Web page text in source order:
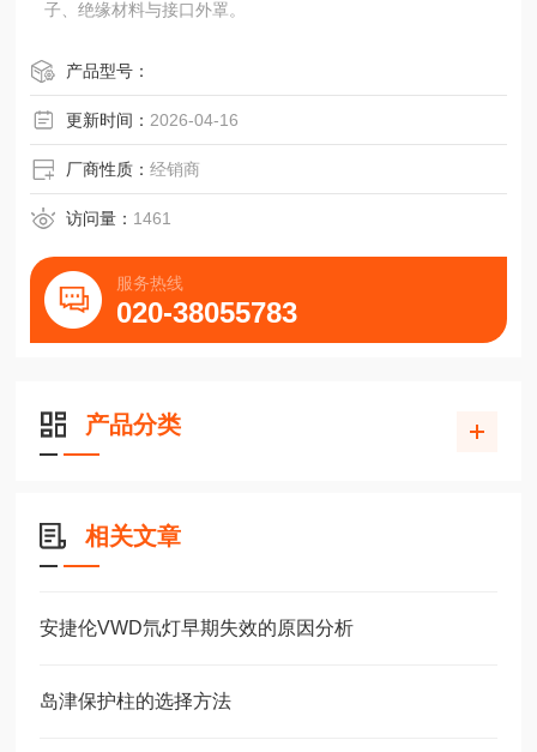
子、绝缘材料与接口外罩。
产品型号：
更新时间： 2026-04-16
厂商性质：经销商
访问量： 1461
服务热线
020-38055783
产品分类
相关文章
安捷伦VWD氘灯早期失效的原因分析
岛津保护柱的选择方法